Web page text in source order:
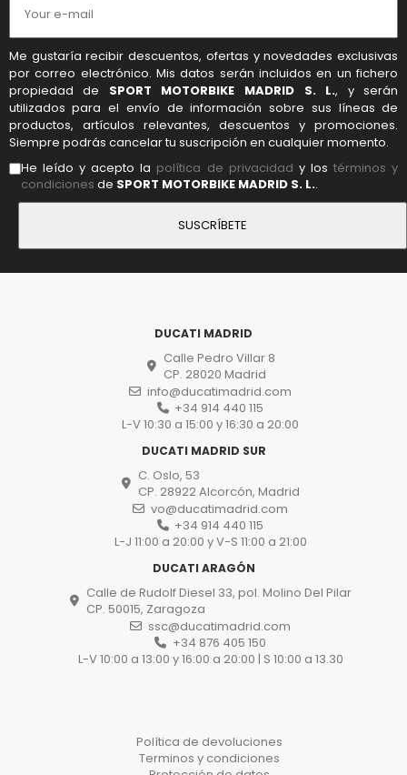
Me gustaría recibir descuentos, ofertas y novedades exclusivas
por correo electrónico. Mis datos serán incluidos en un fichero
propiedad de SPORT MOTORBIKE MADRID S. L., y serán
utilizados para el envío de información sobre sus líneas de
productos, artículos relevantes, descuentos y promociones.
Siempre podrás cancelar tu suscripción en cualquier momento.
He leído y acepto la política de privacidad y lostérminos y
condiciones de SPORT MOTORBIKE MADRID S. L..
DUCATI MADRID
Calle Pedro Villar 8
CP. 28020 Madrid
info@ducatimadrid.com
+34 914 440 115
L-V 10:30 a 15:00 y 16:30 a 20:00
DUCATI MADRID SUR
C. Oslo, 53
CP. 28922 Alcorcón, Madrid
vo@ducatimadrid.com
+34 914 440 115
L-J 11:00 a 20:00 y V-S 11:00 a 21:00
DUCATI ARAGÓN
Calle de Rudolf Diesel 33, pol. Molino Del Pilar
CP. 50015, Zaragoza
ssc@ducatimadrid.com
+34 876 405 150
L-V 10:00 a 13:00 y 16:00 a 20:00 | S 10:00 a 13.30
Política de devoluciones
Terminos y condiciones